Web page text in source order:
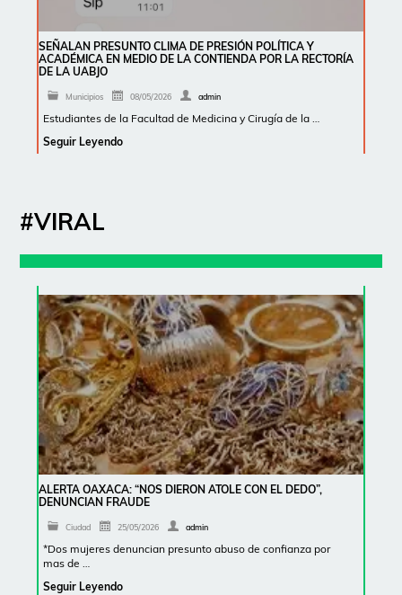
SEÑALAN PRESUNTO CLIMA DE PRESIÓN POLÍTICA Y
ACADÉMICA EN MEDIO DE LA CONTIENDA POR LA RECTORÍA
DE LA UABJO
Municipios 08/05/2026 admin
Estudiantes de la Facultad de Medicina y Cirugía de la …
Seguir Leyendo
#VIRAL
ALERTA OAXACA: “NOS DIERON ATOLE CON EL DEDO”,
DENUNCIAN FRAUDE
Ciudad 25/05/2026 admin
*Dos mujeres denuncian presunto abuso de confianza por
mas de …
Seguir Leyendo